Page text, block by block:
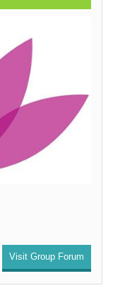
Visit Group Forum